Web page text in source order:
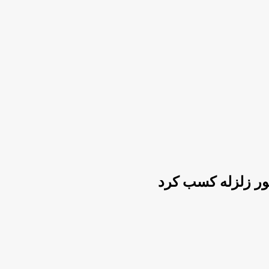
زلزله کسب کرد